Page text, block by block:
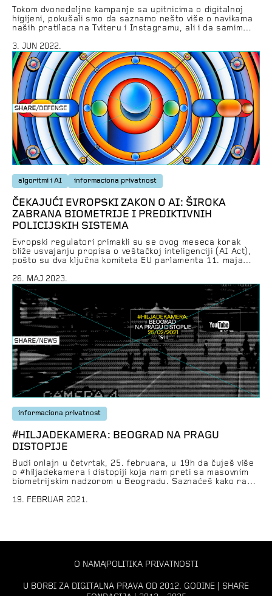
Tokom dvonedeljne kampanje sa upitnicima o digitalnoj
higijeni, pokušali smo da saznamo nešto više o navikama
naših pratilaca na Tviteru i Instagramu, ali i da samim
koje utiče na privatnost i bezbednost na internetu. Za
rezultate posetite Tviter niz ili izdvojeno ‘higijena’ na
našem Instagram nalogu. Više saveta kako da budete […]
3. JUN 2022.
algoritmi i AI informaciona privatnost
ČEKAJUĆI EVROPSKI ZAKON O AI: ŠIROKA
ZABRANA BIOMETRIJE I PREDIKTIVNIH
POLICIJSKIH SISTEMA
Evropski regulatori primakli su se ovog meseca korak
bliže usvajanju propisa o veštačkoj inteligenciji (AI Act),
pošto su dva ključna komiteta EU parlamenta 11. maja
nadzoru, prepoznavanju lica i drugim primenama
naprednih tehnologija. Usvojenim izmenama pooštreni su
kriterijumi klasifikacije alata veštačke inteligencije, prema
kojima će niz aplikacija biti zabranjen za upotrebu […]
26. MAJ 2023.
informaciona privatnost
#HILJADEKAMERA: BEOGRAD NA PRAGU
DISTOPIJE
Budi onlajn u četvrtak, 25. februara, u 19h da čuješ više
o #hiljadekamera i distopiji koja nam preti sa masovnim
biometrijskim nadzorom u Beogradu. Saznaćeš kako radi
kakve rizike donosi celom društvu i slobodi svakog od nas.
19. FEBRUAR 2021.
O NAMA POLITIKA PRIVATNOSTI
U BORBI ZA DIGITALNA PRAVA OD 2012. GODINE | SHARE